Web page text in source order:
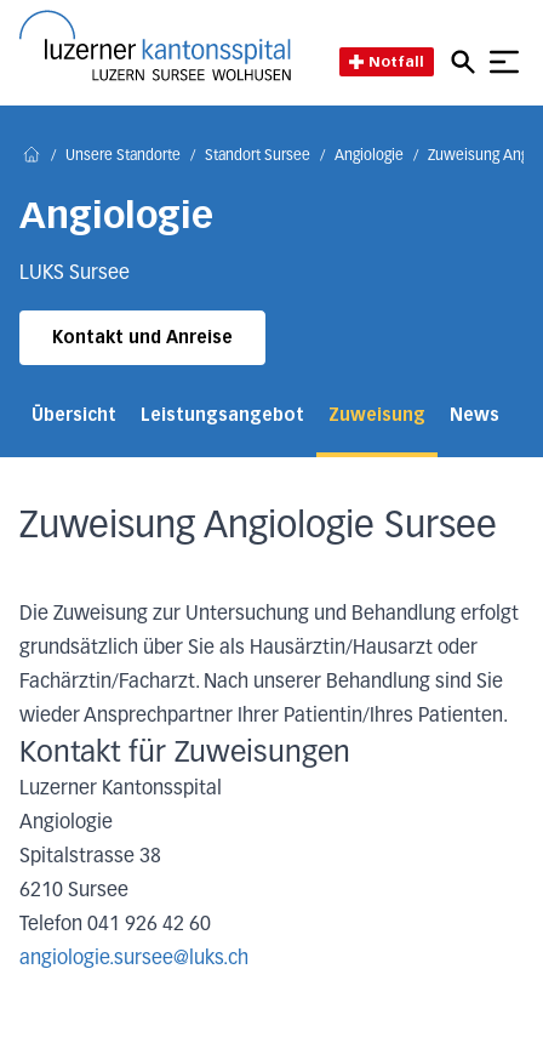
Notfall
/ Unsere Standorte / Standort Sursee / Angiologie / Zuweisung
Angiologie
LUKS Sursee
Kontakt und Anreise
Übersicht Leistungsangebot Zuweisung News
Zuweisung Angiologie Sursee
Die Zuweisung zur Untersuchung und Behandlung erfolgt
grundsätzlich über Sie als Hausärztin/Hausarzt oder
Fachärztin/Facharzt. Nach unserer Behandlung sind Sie
wieder Ansprechpartner Ihrer Patientin/Ihres Patienten.
Kontakt für Zuweisungen
Luzerner Kantonsspital
Angiologie
Spitalstrasse 38
6210 Sursee
Telefon 041 926 42 60
angiologie.sursee@luks.ch